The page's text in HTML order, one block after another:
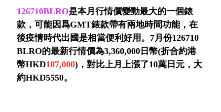
126710BLRO是本月行情價變動最大的一個錶
款，可能因爲GMT錶款帶有兩地時間功能，在
後疫情時代出國是相當便利好用。7月份126710
BLRO的最新行情價為3,360,000日幣(折合約港
幣HKD187,000)，對比上月上漲了10萬日元，大
約HKD5550。